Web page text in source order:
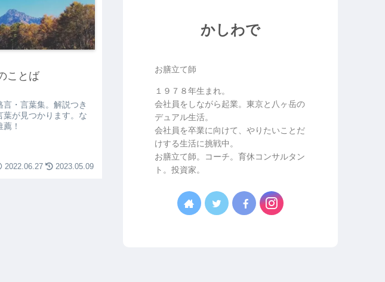
ことば
・言葉集。解説つき
葉が見つかります。な
！
2022.06.27 2023.05.09
かしわで
お膳立て師
１９７８年生まれ。
会社員をしながら起業。東京と八ヶ岳の
デュアル生活。
会社員を卒業に向けて、やりたいことだ
けする生活に挑戦中。
お膳立て師。コーチ。育休コンサルタン
ト。投資家。